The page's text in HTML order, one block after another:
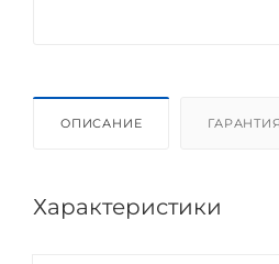
ОПИСАНИЕ ГАРАНТИЯ
Характеристики